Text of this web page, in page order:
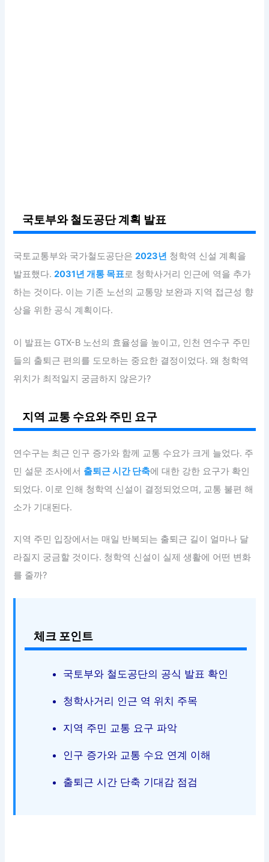
국토부와 철도공단 계획 발표
국토교통부와 국가철도공단은2023년 청학역 신설 계획을
발표했다.2031년 개통 목표로 청학사거리 인근에 역을 추가
하는 것이다. 이는 기존 노선의 교통망 보완과 지역 접근성 향
상을 위한 공식 계획이다.
이 발표는 GTX-B 노선의 효율성을 높이고, 인천 연수구 주민
들의 출퇴근 편의를 도모하는 중요한 결정이었다. 왜 청학역
위치가 최적일지 궁금하지 않은가?
지역 교통 수요와 주민 요구
연수구는 최근 인구 증가와 함께 교통 수요가 크게 늘었다. 주
민 설문 조사에서 출퇴근 시간 단축에 대한 강한 요구가 확인
되었다. 이로 인해 청학역 신설이 결정되었으며, 교통 불편 해
소가 기대된다.
지역 주민 입장에서는 매일 반복되는 출퇴근 길이 얼마나 달
라질지 궁금할 것이다. 청학역 신설이 실제 생활에 어떤 변화
를 줄까?
체크 포인트
국토부와 철도공단의 공식 발표 확인
청학사거리 인근 역 위치 주목
지역 주민 교통 요구 파악
인구 증가와 교통 수요 연계 이해
출퇴근 시간 단축 기대감 점검